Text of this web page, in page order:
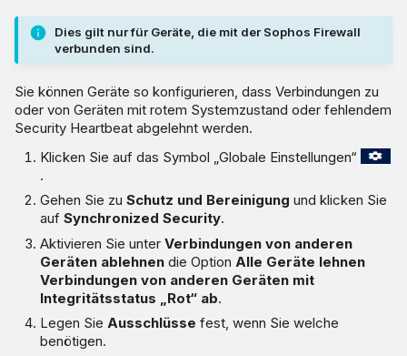
Dies gilt nur für Geräte, die mit der Sophos Firewall
verbunden sind.
Sie können Geräte so konfigurieren, dass Verbindungen zu
oder von Geräten mit rotem Systemzustand oder fehlendem
Security Heartbeat abgelehnt werden.
Klicken Sie auf das Symbol „Globale Einstellungen“
.
Gehen Sie zuSchutz und Bereinigung und klicken Sie
aufSynchronized Security.
Aktivieren Sie unterVerbindungen von anderen
Geräten ablehnen die OptionAlle Geräte lehnen
Verbindungen von anderen Geräten mit
Integritätsstatus „Rot“ ab.
Legen SieAusschlüsse fest, wenn Sie welche
benötigen.